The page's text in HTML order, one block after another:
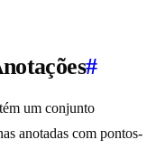
#
um conjunto
anotadas com pontos-